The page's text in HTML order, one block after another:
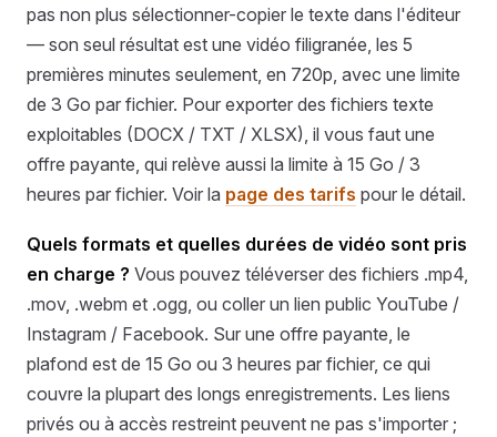
pas non plus sélectionner-copier le texte dans l'éditeur
— son seul résultat est une vidéo filigranée, les 5
premières minutes seulement, en 720p, avec une limite
de 3 Go par fichier. Pour exporter des fichiers texte
exploitables (DOCX / TXT / XLSX), il vous faut une
offre payante, qui relève aussi la limite à 15 Go / 3
heures par fichier. Voir la page des tarifs pour le détail.
Quels formats et quelles durées de vidéo sont pris
en charge ? Vous pouvez téléverser des fichiers .mp4,
.mov, .webm et .ogg, ou coller un lien public YouTube /
Instagram / Facebook. Sur une offre payante, le
plafond est de 15 Go ou 3 heures par fichier, ce qui
couvre la plupart des longs enregistrements. Les liens
privés ou à accès restreint peuvent ne pas s'importer ;